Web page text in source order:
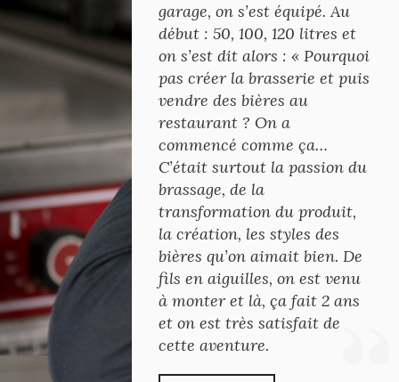
garage, on s’est équipé. Au
début : 50, 100, 120 litres et
on s’est dit alors : « Pourquoi
pas créer la brasserie et puis
vendre des bières au
restaurant ? On a
commencé comme ça…
C’était surtout la passion du
brassage, de la
transformation du produit,
la création, les styles des
bières qu’on aimait bien. De
fils en aiguilles, on est venu
à monter et là, ça fait 2 ans
et on est très satisfait de
cette aventure.